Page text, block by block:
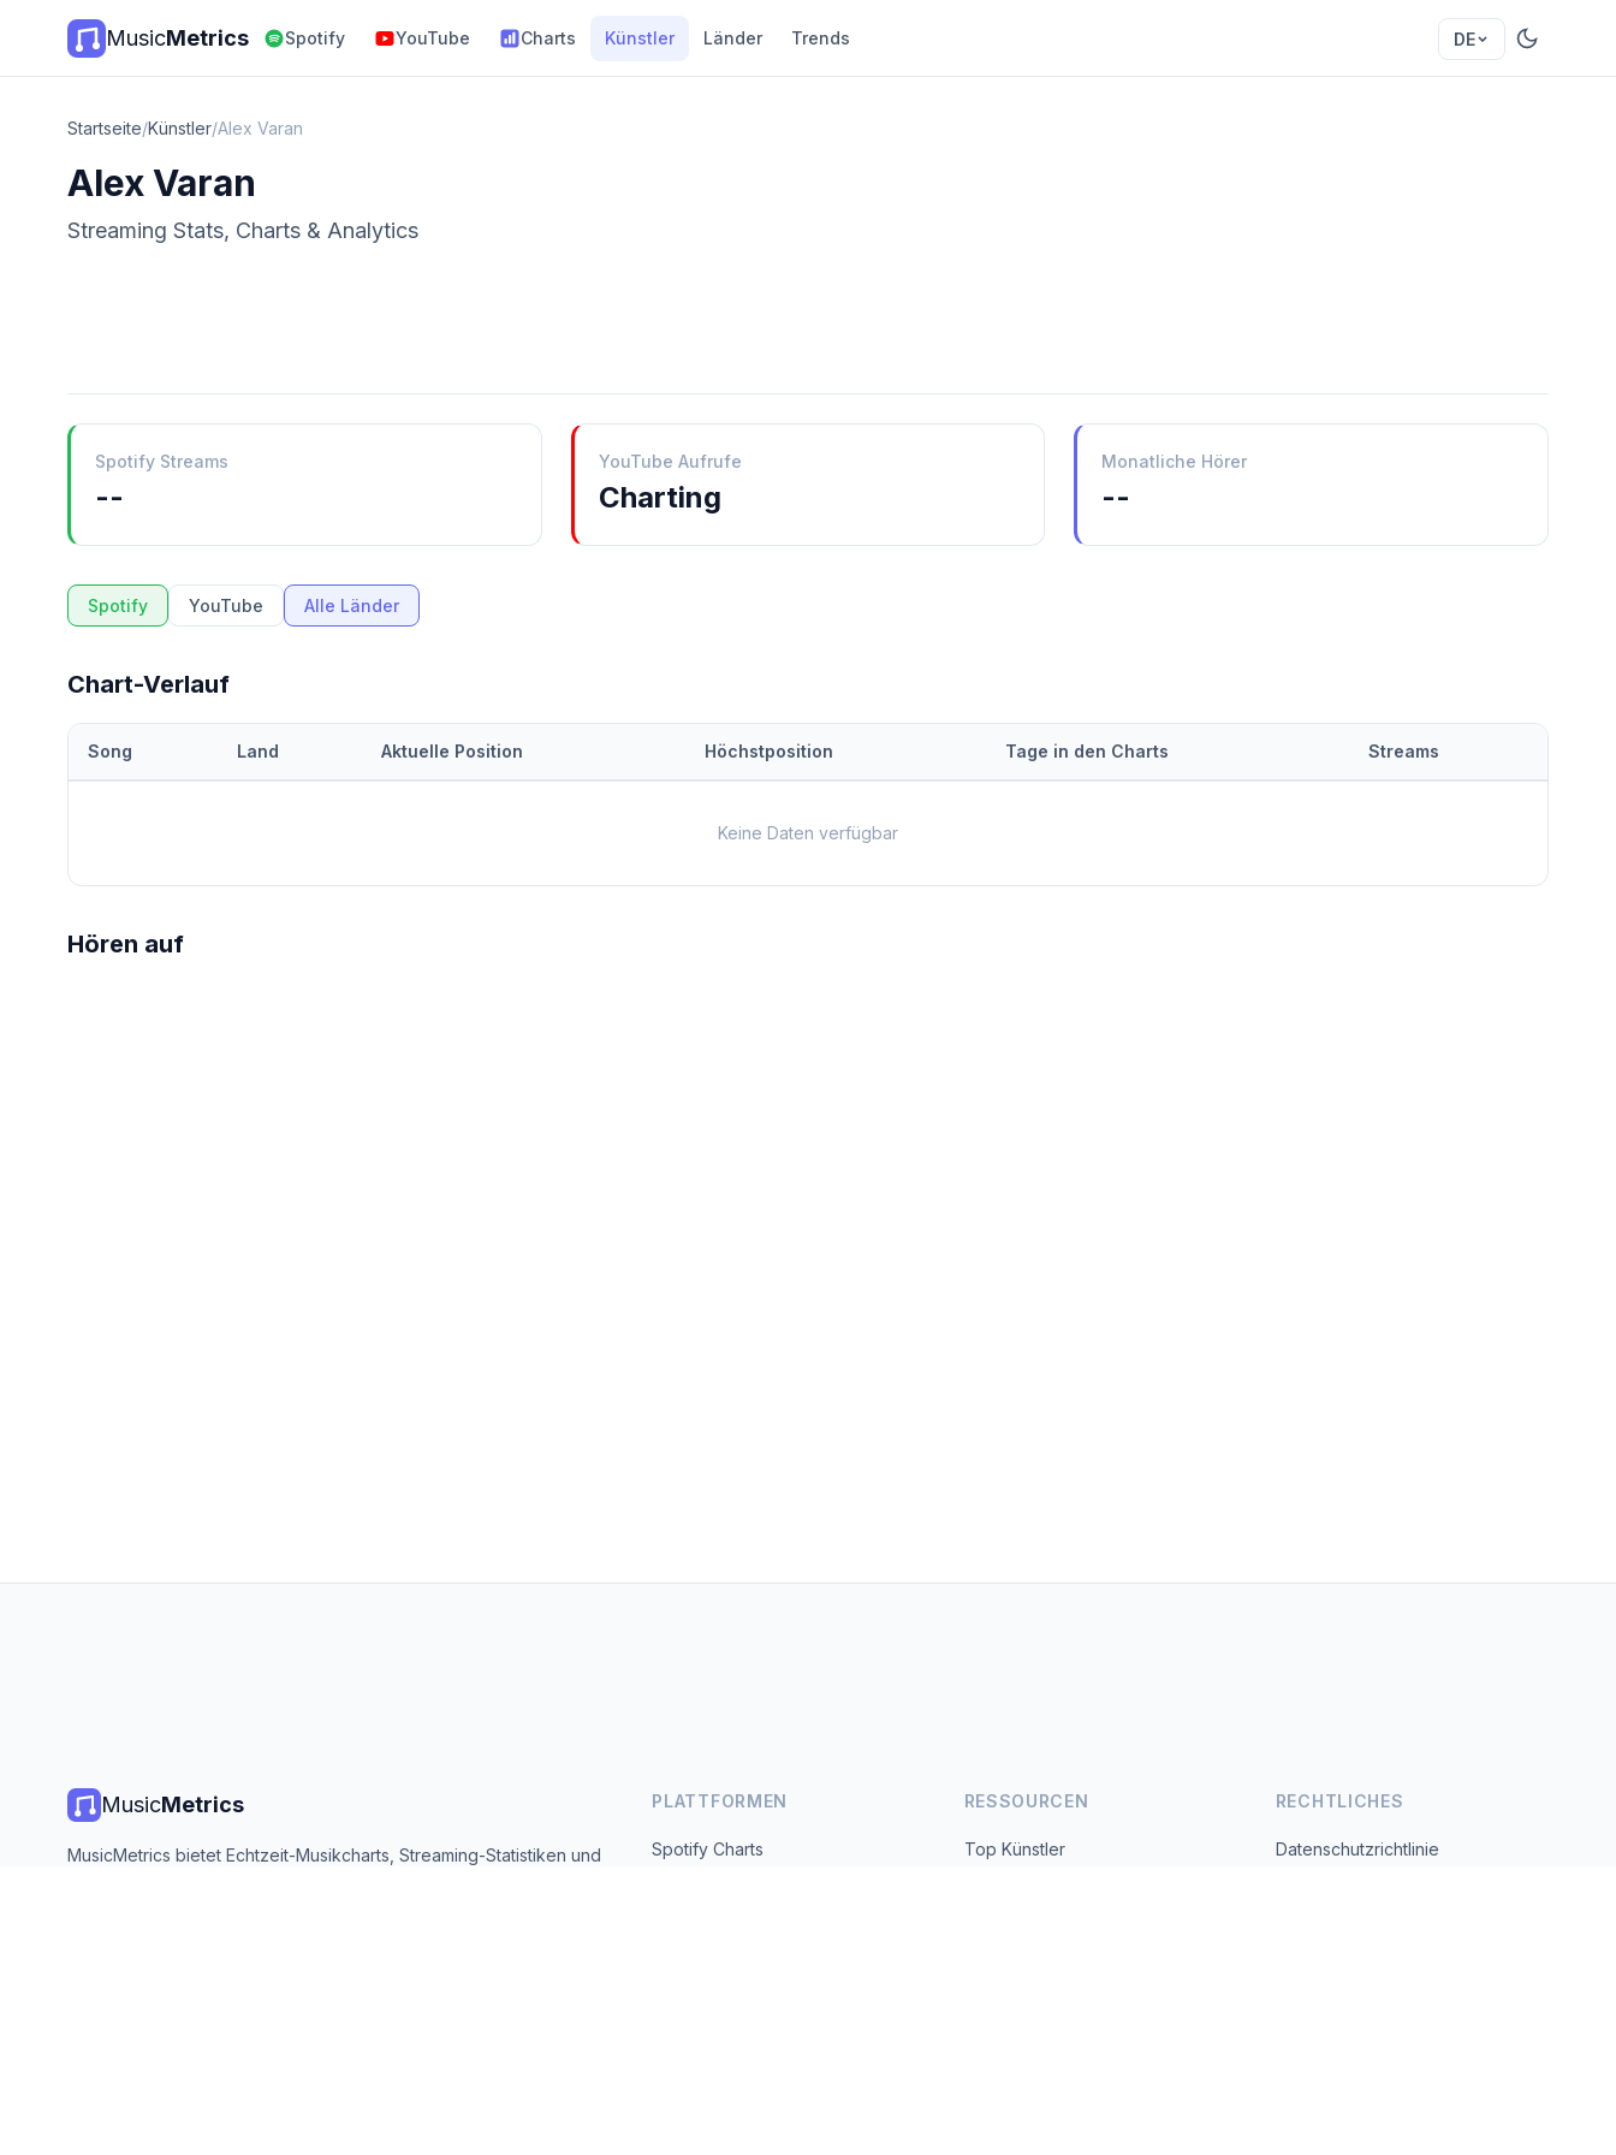
MusicMetrics Spotify YouTube Charts Künstler Länder Trends DE
Startseite/Künstler/Alex Varan
Alex Varan
Streaming Stats, Charts & Analytics
Spotify Streams
--
YouTube Aufrufe
Charting
Monatliche Hörer
--
Spotify YouTube Alle Länder
Chart-Verlauf
Song Land Aktuelle Position Höchstposition Tage in den Charts Streams
Keine Daten verfügbar
Hören auf
MusicMetrics
MusicMetrics bietet Echtzeit-Musikcharts, Streaming-Statistiken und
PLATTFORMEN
Spotify Charts
RESSOURCEN
Top Künstler
RECHTLICHES
Datenschutzrichtlinie